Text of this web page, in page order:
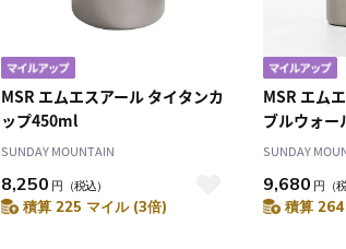
MSR エムエスアール タイタンカ
ップ450ml
SUNDAY MOUNTAIN
8,250 円 （税込）
積算 225 マイル (3倍)
MSR エム
ブルウォー
SUNDAY
9,680 円 （
積算